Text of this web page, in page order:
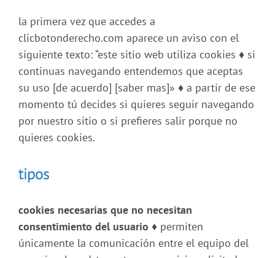
la primera vez que accedes a
clicbotonderecho.com aparece un aviso con el
siguiente texto: “este sitio web utiliza cookies ♦ si
continuas navegando entendemos que aceptas
su uso [de acuerdo] [saber mas]» ♦ a partir de ese
momento tú decides si quieres seguir navegando
por nuestro sitio o si prefieres salir porque no
quieres cookies.
tipos
cookies necesarias que no necesitan
consentimiento del usuario ♦ permiten
únicamente la comunicación entre el equipo del